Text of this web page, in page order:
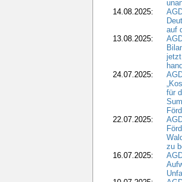
14.08.2025:
auf
13.08.2025:
24.07.2025:
für
22.07.2025:
zu
16.07.2025: